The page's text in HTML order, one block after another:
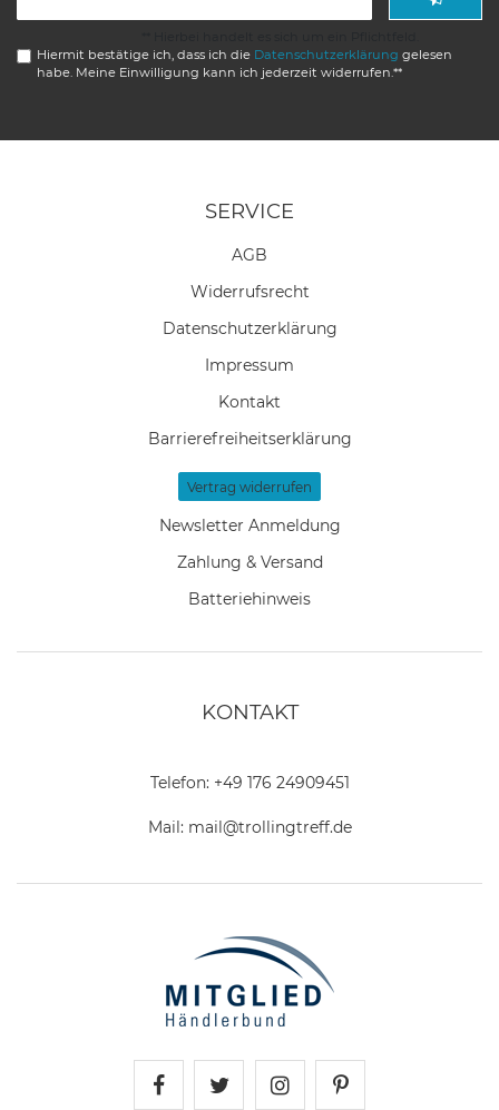
Hiermit bestätige ich, dass ich die Daten­schutz­erklärung gelesen
habe. Meine Einwilligung kann ich jederzeit widerrufen.**
SERVICE
AGB
Widerrufs­recht
Daten­schutz­erklärung
Impressum
Kontakt
Barrierefreiheitserklärung
Vertrag widerrufen
Newsletter Anmeldung
Zahlung & Versand
Batteriehinweis
KONTAKT
Telefon: +49 176 24909451
Mail: mail@trollingtreff.de